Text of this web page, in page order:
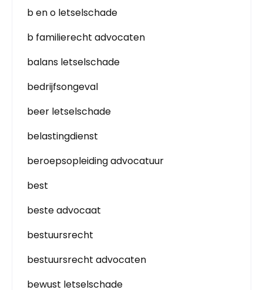
b en o letselschade
b familierecht advocaten
balans letselschade
bedrijfsongeval
beer letselschade
belastingdienst
beroepsopleiding advocatuur
best
beste advocaat
bestuursrecht
bestuursrecht advocaten
bewust letselschade